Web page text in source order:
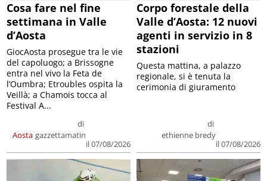
Cosa fare nel fine
settimana in Valle
d’Aosta
Aosta
di
gazzettamatin
il 07/08/2026
GiocAosta prosegue tra le vie
del capoluogo; a Brissogne
entra nel vivo la Feta de
l’Oumbra; Etroubles ospita la
Veillà; a Chamois tocca al
Festival A...
Corpo forestale della
Valle d’Aosta: 12 nuovi
agenti in servizio in 8
stazioni
di
ethienne bredy
il 07/08/2026
Questa mattina, a palazzo
regionale, si è tenuta la
cerimonia di giuramento